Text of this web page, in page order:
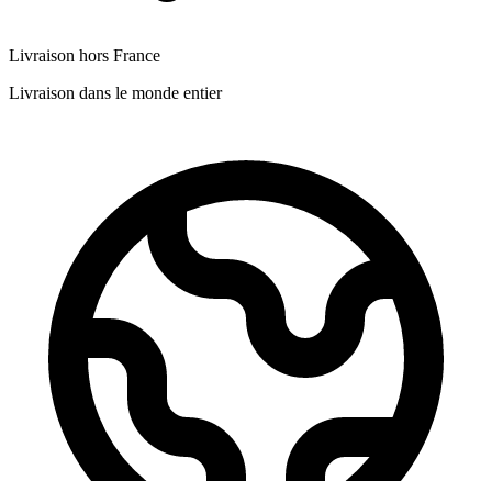
Livraison hors France
Livraison dans le monde entier